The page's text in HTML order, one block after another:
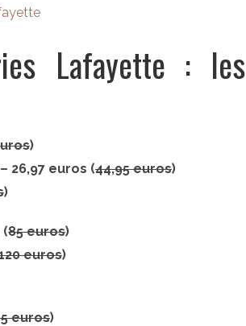
Lafayette : les
)
– 26,97 euros (44,95 euros)
)
(85 euros)
euros)
euros)